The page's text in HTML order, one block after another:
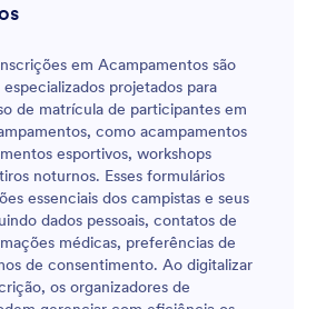
em Acampamentos são
projetados para
de matrícula de participantes em
como acampamentos
esportivos, workshops
noturnos. Esses formulários
essenciais dos campistas e seus
dados pessoais, contatos de
médicas, preferências de
de consentimento. Ao digitalizar
os organizadores de